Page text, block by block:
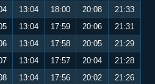
13:04 18:00 20:08
21:33
13:04 17:59 20:06
21:31
13:04 17:58 20:05
21:29
13:04 17:57 20:04
21:28
13:04 17:56 20:02 21:26